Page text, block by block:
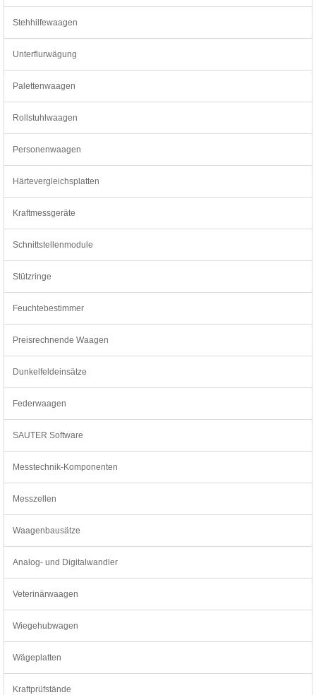
Stehhilfewaagen
Unterflurwägung
Palettenwaagen
Rollstuhlwaagen
Personenwaagen
Härtevergleichsplatten
Kraftmessgeräte
Schnittstellenmodule
Stützringe
Feuchtebestimmer
Preisrechnende Waagen
Dunkelfeldeinsätze
Federwaagen
SAUTER Software
Messtechnik-Komponenten
Messzellen
Waagenbausätze
Analog- und Digitalwandler
Veterinärwaagen
Wiegehubwagen
Wägeplatten
Kraftprüfstände